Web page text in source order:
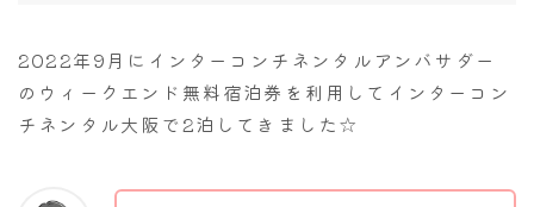
2022年9月にインターコンチネンタルアンバサダー
のウィークエンド無料宿泊券を利用してインターコン
チネンタル大阪で2泊してきました☆